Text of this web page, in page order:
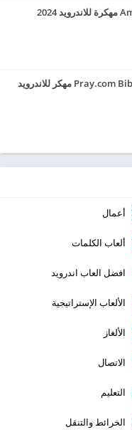
تحميل تطبيق Pray.com Bible Daily Prayer مهكر للاندرويد
أعمال
ألعاب الكلمات
افضل العاب اندرويد
الألعاب الإستراتيجية
الألغاز
الاتصال
التعليم
الخرائط والتنقل